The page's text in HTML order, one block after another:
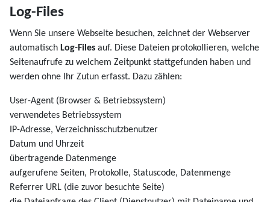
Log-Files
Wenn Sie unsere Webseite besuchen, zeichnet der Webserver
automatisch Log-Files auf. Diese Dateien protokollieren, welche
Seitenaufrufe zu welchem Zeitpunkt stattgefunden haben und
werden ohne Ihr Zutun erfasst. Dazu zählen:
User-Agent (Browser & Betriebssystem)
verwendetes Betriebssystem
IP-Adresse, Verzeichnisschutzbenutzer
Datum und Uhrzeit
übertragende Datenmenge
aufgerufene Seiten, Protokolle, Statuscode, Datenmenge
Referrer URL (die zuvor besuchte Seite)